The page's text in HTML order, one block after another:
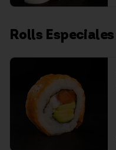
Rolls Especiales